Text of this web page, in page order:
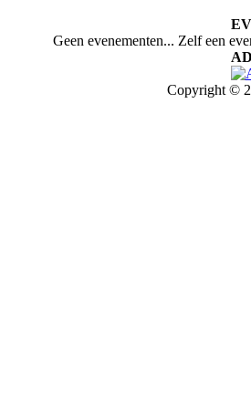
Geen evenementen... Zelf een
Copyright ©